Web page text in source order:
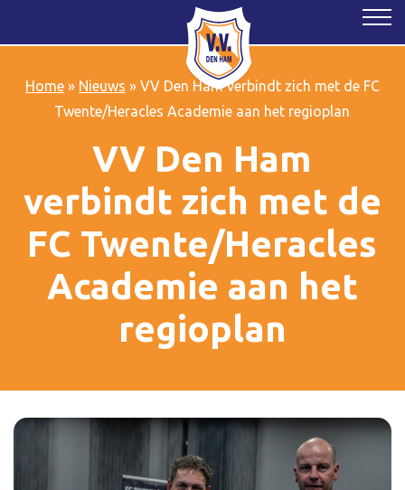
Home» Nieuws » VV Den Ham verbindt zich met de FC
Twente/Heracles Academie aan het regioplan
VV Den Ham
verbindt zich met de
FC Twente/Heracles
Academie aan het
regioplan